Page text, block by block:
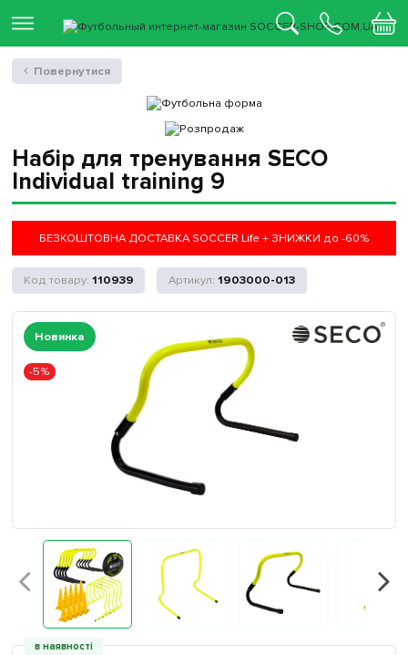
Набір для тренування SECO
Individual training 9
БЕЗКОШТОВНА ДОСТАВКА SOCCER Life + ЗНИЖКИ до -60%
110939 1903000-013
Новинка
-5%
в наявності
Повернутися